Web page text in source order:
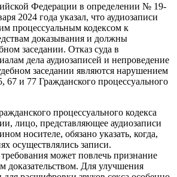
Федерации в определении № 19-
2024 года указал, что аудиозаписи
процессуальным кодексом к
доказывания и должны
заседании. Отказ суда в
дела аудиозаписей и непроведение
заседании являются нарушением
67 и 77 Гражданского процессуального
процессуального кодекса
лицо, представляющее аудиозаписи
носителе, обязано указать, когда,
осуществлялись записи.
может повлечь признание
доказательством. Для улучшения